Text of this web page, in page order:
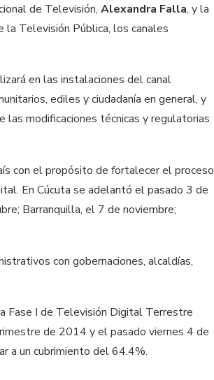
de Televisión, Alexandra Falla, y la
la Televisión Pública, los canales
en las instalaciones del canal
ediles y ciudadanía en general, y
modificaciones técnicas y regulatorias
con el propósito de fortalecer el proceso
En Cúcuta se adelantó el pasado 3 de
Barranquilla, el 7 de noviembre;
con gobernaciones, alcaldías,
Fase I de Televisión Digital Terrestre
de 2014 y el pasado viernes 4 de
a un cubrimiento del 64.4%.